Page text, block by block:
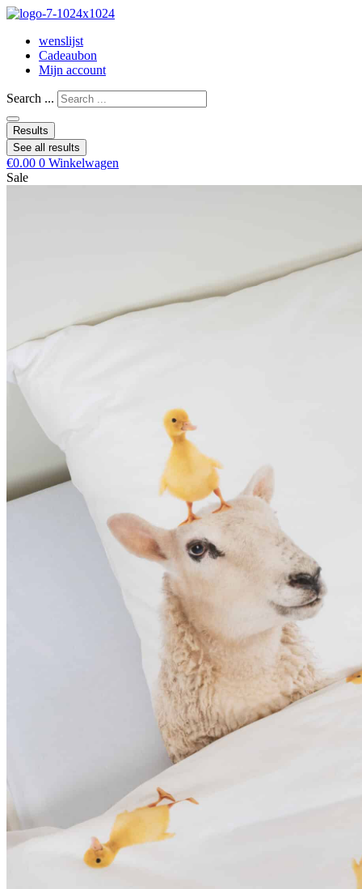
wenslijst
Cadeaubon
Mijn account
Search ...
Results
See all results
€0.00 0 Winkelwagen
Sale